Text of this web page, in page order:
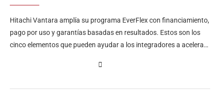
Hitachi Vantara amplía su programa EverFlex con financiamiento,
pago por uso y garantías basadas en resultados. Estos son los
cinco elementos que pueden ayudar a los integradores a acelerar